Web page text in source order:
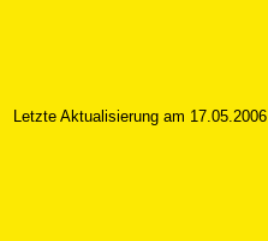
Letzte Aktualisierung am 17.05.2006